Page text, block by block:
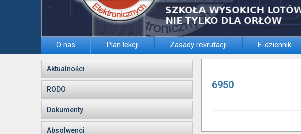
O nas Plan lekcji Zasady rekrutacji E-dziennik
Aktualności
RODO
Dokumenty
Absolwenci
6950